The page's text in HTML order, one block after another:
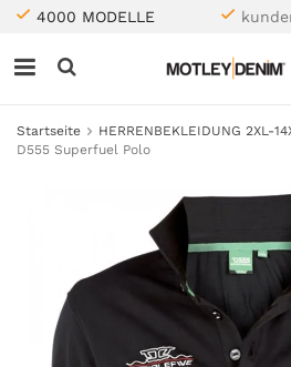
4000 MODELLE
Startseite HERRENBEKLEIDUNG 2XL-
D555 Superfuel Polo